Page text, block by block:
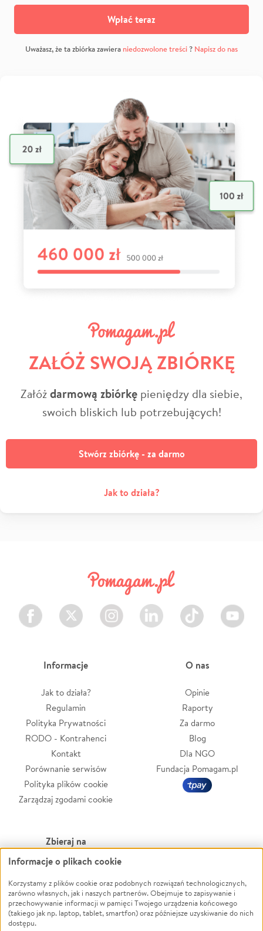
Wpłać teraz
Uważasz, że ta zbiórka zawiera niedozwolone treści? Napisz do nas
ZAŁÓŻ SWOJĄ ZBIÓRKĘ
Załóżdarmową zbiórkę pieniędzy dla siebie,
swoich bliskich lub potrzebujących!
Stwórz zbiórkę - za darmo
Jak to działa?
Facebook Twitter Instagram LinkedIn TikTok Youtube
Informacje
Jak to działa?
Regulamin
Polityka Prywatności
RODO - Kontrahenci
Kontakt
Porównanie serwisów
Polityka plików cookie
Zarządzaj zgodami cookie
O nas
Opinie
Raporty
Za darmo
Blog
Dla NGO
Fundacja Pomagam.pl
Zbieraj na
Leczenie
Zwierzęta
Pożar
Ukraina
Powódź
Wichura
NGO
Informacje o plikach cookie
Korzystamy z plików cookie oraz podobnych rozwiązań technologicznych,
zarówno własnych, jak i naszych partnerów. Obejmuje to zapisywanie i
przechowywanie informacji w pamięci Twojego urządzenia końcowego
(takiego jak np. laptop, tablet, smartfon) oraz późniejsze uzyskiwanie do nich
dostępu.